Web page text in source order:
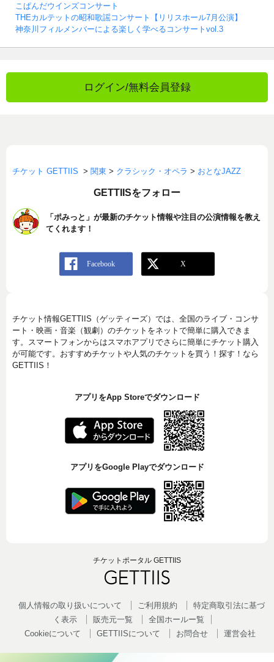
こぱんだウインズコンサート
THEカルテットの昭和歌謡コンサート【リリスホール7月公演】
神奈川フィルメンバーによる楽しく学べるコンサートvol.3
ログイン/無料会員登録
チケット GETTIIS > 関東 > クラシック・オペラ > おとなJAZZ
GETTIISをフォロー
「ポみっと」が最新のチケット情報や注目の公演情報を教え
てくれます！
チケット情報GETTIIS（ゲッティーズ）では、全国のライブ・コンサ
ート・映画・音楽（観劇）のチケットをネットで簡単に購入できま
す。スマートフォンからはスマホアプリでさらに簡単にチケット購入
が可能です。おすすめチケットや人気のチケットを買う！探す！なら
GETTIIS！
アプリをApp Storeでダウンロード
アプリをGoogle Playでダウンロード
チケットポータル GETTIIS
個人情報の取り扱いについて ご利用規約
特定商取引法に基づ
く表示
販売元一覧
全国ホールー覧
Cookieについて
GETTIISについて お問合せ 運営会社